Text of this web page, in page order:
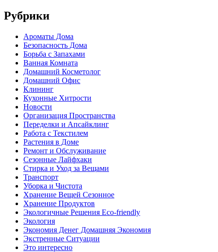
Рубрики
Ароматы Дома
Безопасность Дома
Борьба с Запахами
Ванная Комната
Домашний Косметолог
Домашний Офис
Клининг
Кухонные Хитрости
Новости
Организация Пространства
Переделки и Апсайклинг
Работа с Текстилем
Растения в Доме
Ремонт и Обслуживание
Сезонные Лайфхаки
Стирка и Уход за Вещами
Транспорт
Уборка и Чистота
Хранение Вещей Сезонное
Хранение Продуктов
Экологичные Решения Eco-friendly
Экология
Экономия Денег Домашняя Экономия
Экстренные Ситуации
Это интересно